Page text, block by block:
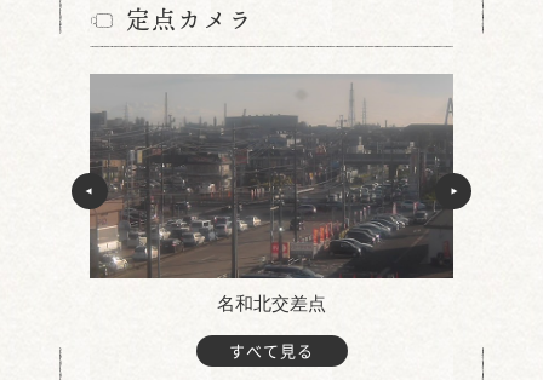
定点カメラ
名和北交差点
すべて見る